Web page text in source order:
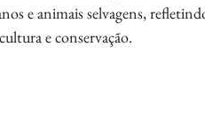
e animais selvagens,
e conservação.